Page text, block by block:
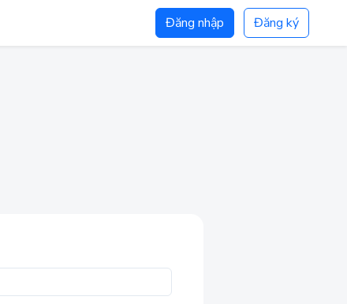
Đăng nhập Đăng ký